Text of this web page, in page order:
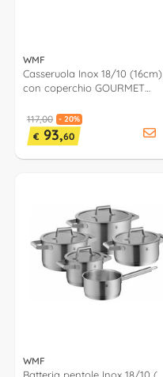
WMF
Casseruola Inox 18/10 (16cm)
con coperchio GOURMET
117,00 - 20%
€ 93,60
WMF
Batteria pentole Inox 18/10 (